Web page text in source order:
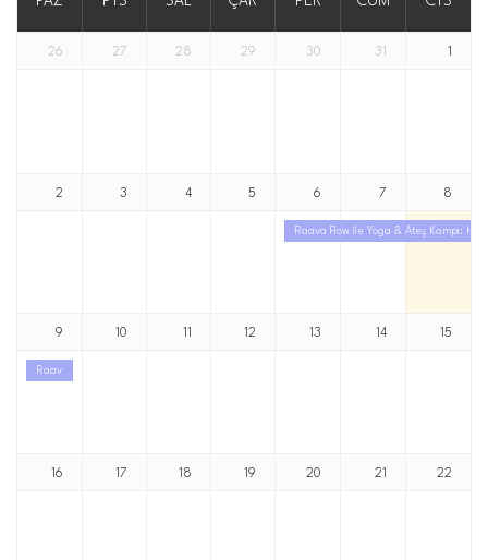
26 27 28 29 30 31 1
2 3 4 5 6 7 8
Raava Flow ile Yoga & Ateş Kampı:
9 10 11 12 13 14 15
Raava Flow ile Yoga & Ateş Kampı: Karadeniz
16 17 18 19 20 21 22